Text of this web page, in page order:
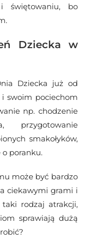
świętowaniu, bo
Dziecka w
Dziecka już od
swoim pociechom
np. chodzenie
smakołyków,
o poranku.
może być bardzo
ciekawymi grami i
rodzaj atrakcji,
sprawiają dużą